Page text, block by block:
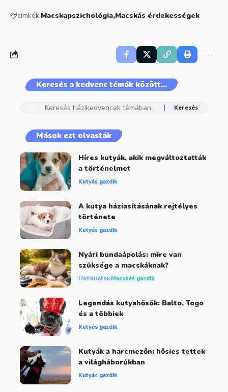
címkék Macskapszichológia Macskás érdekességek
Keresés a kedvenc témák között…
Mások ezt olvasták
Híres kutyák, akik megváltoztatták
a történelmet
Kutyás gazdik
A kutya háziasításának rejtélyes
története
Kutyás gazdik
Nyári bundaápolás: mire van
szüksége a macskáknak?
HáziállatokMacskás gazdik
Legendás kutyahősök: Balto, Togo
és a többiek
Kutyás gazdik
Kutyák a harcmezőn: hősies tettek
a világháborúkban
Kutyás gazdik